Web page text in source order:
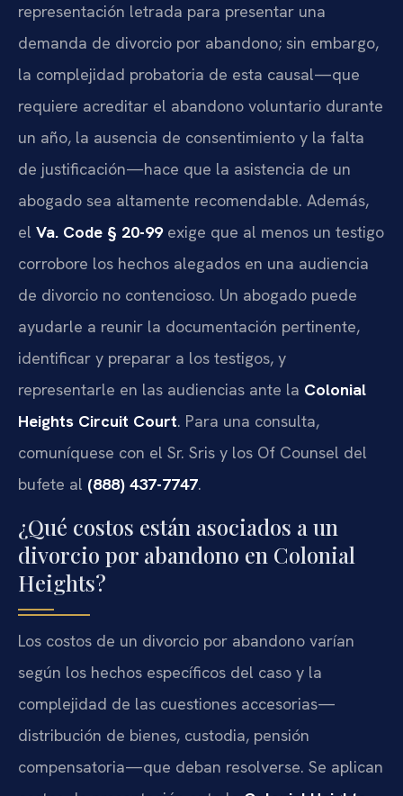
representación letrada para presentar una
demanda de divorcio por abandono; sin embargo,
la complejidad probatoria de esta causal—que
requiere acreditar el abandono voluntario durante
un año, la ausencia de consentimiento y la falta
de justificación—hace que la asistencia de un
abogado sea altamente recomendable. Además,
el Va. Code § 20-99exige que al menos un testigo
corrobore los hechos alegados en una audiencia
de divorcio no contencioso. Un abogado puede
ayudarle a reunir la documentación pertinente,
identificar y preparar a los testigos, y
representarle en las audiencias ante la Colonial
Heights Circuit Court. Para una consulta,
comuníquese con el Sr. Sris y los Of Counsel del
bufete al (888) 437-7747.
¿Qué costos están asociados a un
divorcio por abandono en Colonial
Heights?
Los costos de un divorcio por abandono varían
según los hechos específicos del caso y la
complejidad de las cuestiones accesorias—
distribución de bienes, custodia, pensión
compensatoria—que deban resolverse. Se aplican